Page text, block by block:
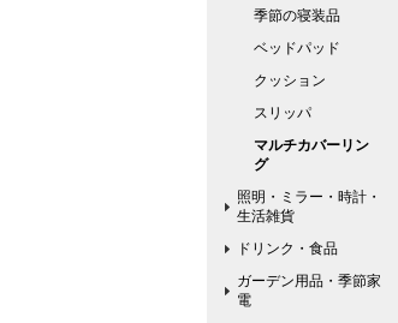
季節の寝装品
ベッドパッド
クッション
スリッパ
マルチカバーリン
グ
照明・ミラー・時計・
生活雑貨
ドリンク・食品
ガーデン用品・季節家
電